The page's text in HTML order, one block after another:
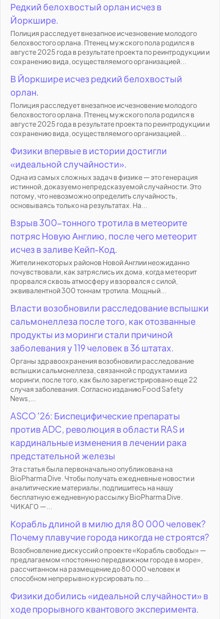
Редкий белохвостый орлан исчез в
Йоркшире.
Полиция расследует внезапное исчезновение молодого
белохвостого орлана. Птенец мужского пола родился в
августе 2025 года в результате проекта по реинтродукции и
сохранению вида, осуществляемого организацией...
В Йоркшире исчез редкий белохвостый
орлан.
Полиция расследует внезапное исчезновение молодого
белохвостого орлана. Птенец мужского пола родился в
августе 2025 года в результате проекта по реинтродукции и
сохранению вида, осуществляемого организацией...
Физики впервые в истории достигли
«идеальной случайности».
Одна из самых сложных задач в физике — это генерация
истинной, доказуемо непредсказуемой случайности. Это
потому, что невозможно определить случайность,
основываясь только на результатах. На...
Взрыв 300-тонного тротила в метеорите
потряс Новую Англию, после чего метеорит
исчез в заливе Кейп-Код.
Жители некоторых районов Новой Англии неожиданно
почувствовали, как затряслись их дома, когда метеорит
прорвался сквозь атмосферу и взорвался с силой,
эквивалентной 300 тоннам тротила. Мощный...
Власти возобновили расследование вспышки
сальмонеллеза после того, как отозванные
продукты из моринги стали причиной
заболевания у 119 человек в 36 штатах.
Органы здравоохранения возобновили расследование
вспышки сальмонеллеза, связанной с продуктами из
моринги, после того, как было зарегистрировано еще 22
случая заболевания. Согласно изданию Food Safety
News,...
ASCO '26: Биспецифические препараты
против ADC, революция в области RAS и
кардинальные изменения в лечении рака
предстательной железы
Эта статья была первоначально опубликована на
BioPharma Dive. Чтобы получать ежедневные новости и
аналитические материалы, подпишитесь на нашу
бесплатную ежедневную рассылку BioPharma Dive.
ЧИКАГО —...
Корабль длиной в милю для 80 000 человек?
Почему плавучие города никогда не строятся?
Возобновление дискуссий о проекте «Корабль свободы» —
предлагаемом «постоянно передвижном городе в море»,
рассчитанном на размещение до 80 000 человек и
способном непрерывно курсировать по...
Физики добились «идеальной случайности» в
ходе прорывного квантового эксперимента.